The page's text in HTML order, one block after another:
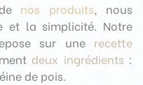
nos produits, nous
et la simplicité. Notre
sur unerecette
deux ingrédients :
de pois.